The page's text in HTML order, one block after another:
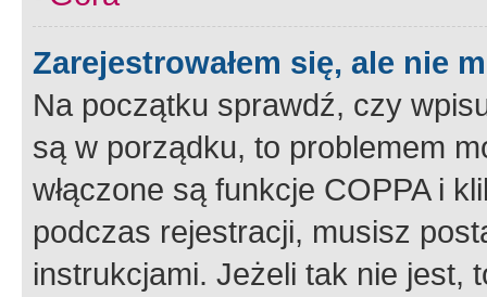
Zarejestrowałem się, ale nie
Na początku sprawdź, czy
są w porządku, to problemem
włączone są funkcje COPPA i
podczas rejestracji, musisz
instrukcjami. Jeżeli tak nie jest,